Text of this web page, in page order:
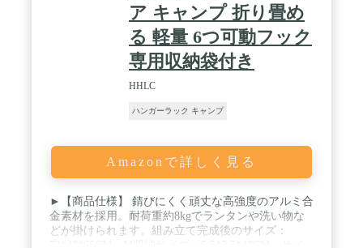
運べます。収納サイズは約47cm、重量はわずか約1k
ｇです。 / 【商品仕様·付属品】 可動フック：4個 /
三角掛け収納袋 / 一体式ポール：１セット / 収納サ
イズ：47*16cm / 使用サイズ：106*46*80cm / 耐荷
ア キャンプ 折り畳め
る 軽量 6つ可動フック
専用収納袋付き
HHLC
ハンガーラック キャンプ
Amazonで詳しく見る
►【商品仕様】 錆びにくく頑丈な高強度のアルミ合
金素材を採用。耐荷重約8kgでランタンや洗い物な
どが掛けられます。組み立て完成後のサイズ：